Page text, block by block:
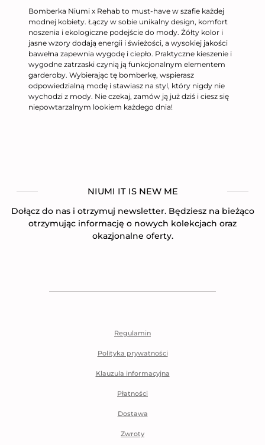
Bomberka Niumi x Rehab to must-have w szafie każdej
modnej kobiety. Łączy w sobie unikalny design, komfort
noszenia i ekologiczne podejście do mody. Żółty kolor i
jasne wzory dodają energii i świeżości, a wysokiej jakości
bawełna zapewnia wygodę i ciepło. Praktyczne kieszenie i
wygodne zatrzaski czynią ją funkcjonalnym elementem
garderoby. Wybierając tę bomberkę, wspierasz
odpowiedzialną modę i stawiasz na styl, który nigdy nie
wychodzi z mody. Nie czekaj, zamów ją już dziś i ciesz się
niepowtarzalnym lookiem każdego dnia!
NIUMI IT IS NEW ME
Dołącz do nas i otrzymuj newsletter. Będziesz na bieżąco
otrzymując informację o nowych kolekcjach oraz
okazjonalne oferty.
Regulamin
Polityka prywatności
Klauzula informacyjna
Płatności
Dostawa
Zwroty